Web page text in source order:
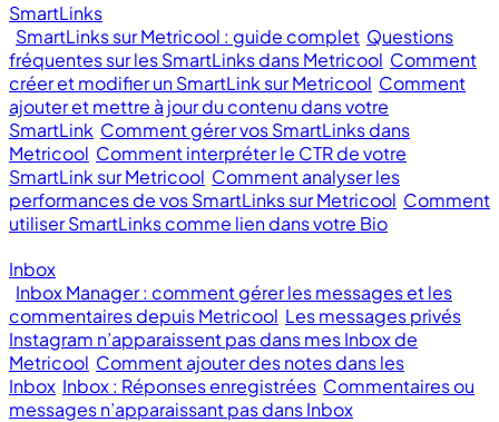
SmartLinks
SmartLinks sur Metricool : guide complet Questions
fréquentes sur les SmartLinks dans Metricool Comment
créer et modifier un SmartLink sur Metricool Comment
ajouter et mettre à jour du contenu dans votre
SmartLink Comment gérer vos SmartLinks dans
Metricool Comment interpréter le CTR de votre
SmartLink sur Metricool Comment analyser les
performances de vos SmartLinks sur Metricool Comment
utiliser SmartLinks comme lien dans votre Bio
Inbox
Inbox Manager : comment gérer les messages et les
commentaires depuis Metricool Les messages privés
Instagram n’apparaissent pas dans mes Inbox de
Metricool Comment ajouter des notes dans les
Inbox Inbox : Réponses enregistrées Commentaires ou
messages n’apparaissant pas dans Inbox